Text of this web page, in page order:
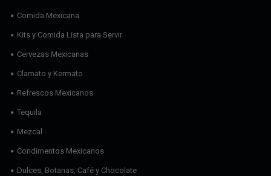
Comida Mexicana
Kits y Comida Lista para Servir
Cervezas Mexicanas
Clamato y Kermato
Refrescos Mexicanos
Tequila
Mezcal
Condimentos Mexicanos
Dulces, Botanas, Café y Chocolate